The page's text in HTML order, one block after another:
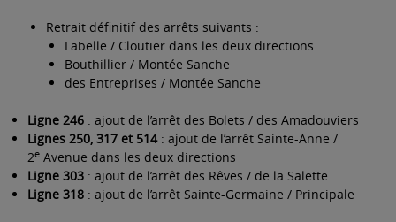
Retrait définitif des arrêts suivants :
Labelle / Cloutier dans les deux directions
Bouthillier / Montée Sanche
des Entreprises / Montée Sanche
Ligne 246 : ajout de l’arrêt des Bolets / des Amadouviers
Lignes 250, 317 et 514 : ajout de l’arrêt Sainte-Anne /
2e Avenue dans les deux directions
Ligne 303 : ajout de l’arrêt des Rêves / de la Salette
Ligne 318 : ajout de l’arrêt Sainte-Germaine / Principale